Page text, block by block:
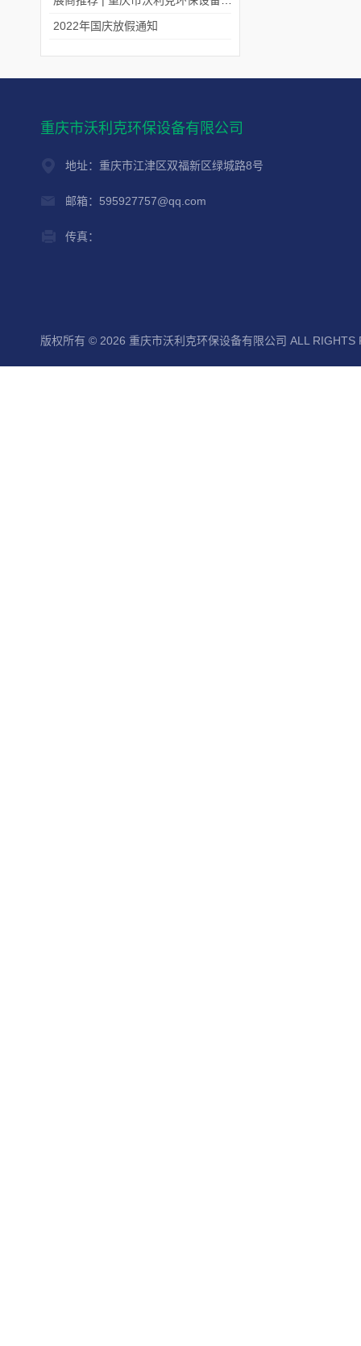
2022年国庆放假通知
重庆市沃利克环保设备有限公司
地址：重庆市江津区双福新区绿城路8号
邮箱：595927757@qq.com
传真：
版权所有 © 2026 重庆市沃利克环保设备有限公司 ALL RIGHTS